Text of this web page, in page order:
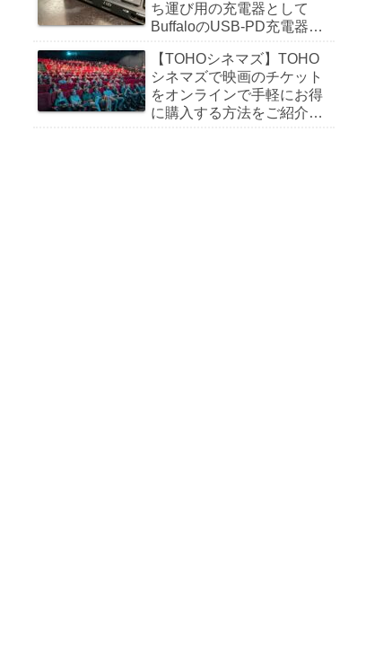
ち運び用の充電器として
BuffaloのUSB-PD充電器を
【TOHOシネマズ】TOHO
シネマズで映画のチケット
をオンラインで手軽にお得
に購入する方法をご紹介